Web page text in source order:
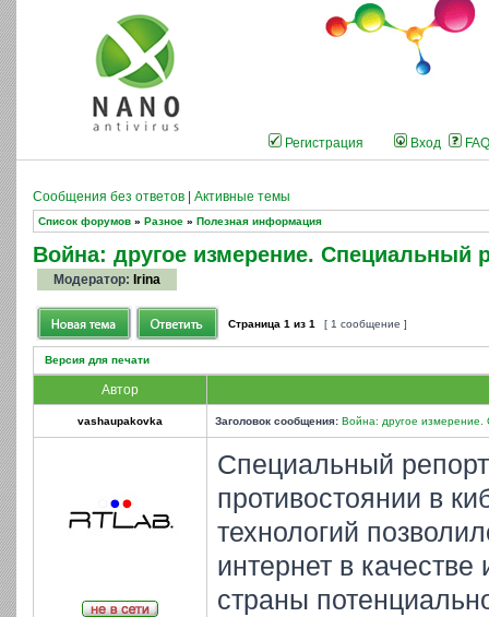
Регистрация Вход FAQ
Сообщения без ответов Активные темы
Список форумов » Разное » Полезная информация
Война: другое измерение. Специальный
Модератор: Irina
Страница 1 из 1 [ 1 сообщение ]
Версия для печати
Автор
vashaupakovka Заголовок сообщения: Война: другое измерение.
Специальный
противостоянии в
технологий
интернет в
страны